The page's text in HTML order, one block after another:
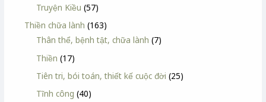
Truyện Kiều (57)
Thiền chữa lành (163)
Thân thể, bệnh tật, chữa lành (7)
Thiền (17)
Tiên tri, bói toán, thiết kế cuộc đời (25)
Tĩnh công (40)